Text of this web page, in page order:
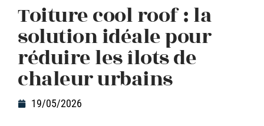
Toiture cool roof : la
solution idéale pour
réduire les îlots de
chaleur urbains
19/05/2026